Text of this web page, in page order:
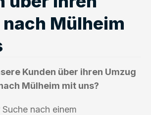
nach Mülheim
Kunden über ihren Umzug
Mülheim mit uns?
nach einem